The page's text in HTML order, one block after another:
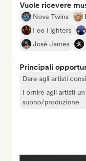
Vuole ricevere
Nova Twins
Foo Fighters
José James
Principali
Dare agli artisti
Fornire agli artisti
suono/produzione